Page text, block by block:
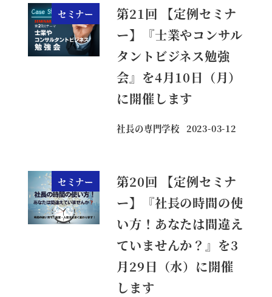
セミナー
第21回 【定例セミナ
ー】『士業やコンサル
タントビジネス勉強
会』を4月10日（月）
に開催します
社長の専門学校
投稿日
2023-03-12
セミナー
第20回 【定例セミナ
ー】『社長の時間の使
い方！あなたは間違え
ていませんか？』を3
月29日（水）に開催
します